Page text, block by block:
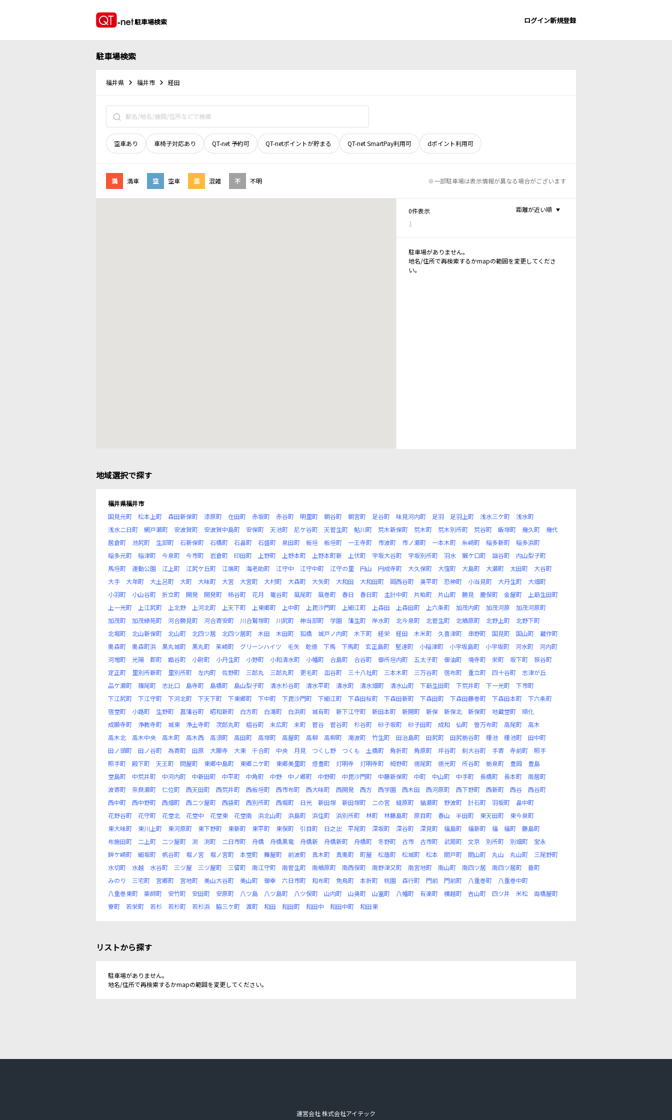
駐車場検索 ログイン新規登録
駐車場検索
福井県 福井市 経田
空車あり 車椅子対応あり QT-net 予約可 QT-netポイントが貯まる QT-net SmartPay利用可 dポイント利用可
満 満車 空 空車 混 混雑 不 不明 ※一部駐車場は表示情報が異なる場合がございます
0件表示
1
距離が近い順
駐車場がありません。
地名/住所で再検索するかmapの範囲を変更してくださ
い。
地域選択で探す
福井県福井市
国見元町
松本上町 森田新保町 漆原町 在田町 赤坂町 赤谷町 明里町 朝谷町 朝宮町 足谷町 味見河内町 足羽 足羽上町 浅水三ケ町
浅水町
浅水二日町
網戸瀬町 安波賀町 安波賀中島町 安保町 天池町 尼ケ谷町 天菅生町 鮎川町 荒木新保町 荒木町 荒木別所町 荒谷町 飯塚町 幾久町
幾代
居倉町
池尻町 生部町 石新保町 石橋町 石畠町 石盛町 泉田町 板垣 板垣町 一王寺町 市波町 市ノ瀬町 一本木町 糸崎町 稲多新町
稲多浜町
稲多元町
稲津町 今泉町 今市町 岩倉町 印田町 上野町 上野本町 上野本町新 上伏町 宇坂大谷町 宇坂別所町 羽水 獺ケ口町 謡谷町
内山梨子町
馬垣町
運動公園 江上町 江尻ケ丘町 江端町 海老助町 江守中 江守中町 江守の里 円山 円成寺町 大久保町 大窪町 大島町 大瀬町 太田町
大谷町
大手
大年町 大土呂町 大町 大味町 大宮 大宮町 大村町 大森町 大矢町 大和田 大和田町 岡西谷町 奥平町 恐神町 小当見町 大丹生町
大畑町
小羽町
小山谷町 折立町 開発 開発町 柿谷町 花月 篭谷町 風尾町 風巻町 春日 春日町 主計中町 片粕町 片山町 勝見 鹿俣町 金屋町
上莇生田町
上一光町
上江尻町 上北野 上河北町 上天下町 上東郷町 上中町 上毘沙門町 上細江町 上森田 上森田町 上六条町 加茂内町 加茂河原
加茂河原町
加茂町
加茂緑苑町 河合勝見町 河合寄安町 川合鷲塚町 川尻町 神当部町 学園 蒲生町 岸水町 北今泉町 北菅生町 北楢原町 北野上町
北野下町
北堀町
北山新保町 北山町 北四ツ居 北四ツ居町 木田 木田町 狐橋 城戸ノ内町 木下町 経栄 経田 木米町 久喜津町 串野町 国見町 国山町
蔵作町
栗森町
栗森町浜 黒丸城町 黒丸町 茱崎町 グリーンハイツ 毛矢 乾徳 下馬 下馬町 玄正島町 堅達町 小稲津町 小宇坂島町 小宇坂町 河水町
河内町
河増町
光陽 郡町 甑谷町 小尉町 小丹生町 小野町 小和清水町 小幡町 合島町 合谷町 御所垣内町 五太子町 御油町 境寺町 栄町 坂下町
笹谷町
定正町
里別所新町 里別所町 左内町 佐野町 三郎丸 三郎丸町 更毛町 皿谷町 三十八社町 三本木町 三万谷町 宿布町 重立町 四十谷町
志津が丘
品ケ瀬町
篠尾町 志比口 島寺町 島橋町 島山梨子町 清水杉谷町 清水平町 清水町 清水畑町 清水山町 下莇生田町 下荒井町 下一光町
下市町
下江尻町
下江守町 下河北町 下天下町 下東郷町 下中町 下毘沙門町 下細江町 下森田桜町 下森田新町 下森田町 下森田藤巻町 下森田本町
下六条町
宿堂町
小路町 生野町 菖蒲谷町 昭和新町 白方町 白滝町 白浜町 城有町 新下江守町 新田本町 新開町 新保 新保北 新保町 地蔵堂町
順化
成願寺町
浄教寺町 城東 浄土寺町 次郎丸町 椙谷町 末広町 末町 菅谷 菅谷町 杉谷町 砂子坂町 砂子田町 成和 仙町 曽万布町 高尾町
高木
高木北
高木中央 高木町 高木西 高須町 高田町 高塚町 高屋町 高柳 高柳町 滝波町 竹生町 田治島町 田尻町 田尻栃谷町 種池 種池町
田中町
田ノ頭町
田ノ谷町 為寄町 田原 大願寺 大東 千合町 中央 月見 つくし野 つくも 土橋町 角折町 角原町 坪谷町 剣大谷町 手寄 寺前町
照手
照手町
殿下町 天王町 問屋町 東郷中島町 東郷二ケ町 東郷美里町 燈豊町 灯明寺 灯明寺町 栂野町 徳尾町 徳光町 所谷町 栃泉町 豊岡
豊島
堂島町
中荒井町 中河内町 中新田町 中平町 中角町 中野 中ノ郷町 中野町 中毘沙門町 中藤新保町 中町 中山町 中手町 長橋町 長本町
南居町
波寄町
奈良瀬町 仁位町 西天田町 西荒井町 西板垣町 西市布町 西大味町 西開発 西方 西学園 西木田 西河原町 西下野町 西新町 西谷
西谷町
西中町
西中野町 西畑町 西二ツ屋町 西袋町 西別所町 西堀町 日光 新田塚 新田塚町 二の宮 縫原町 猫瀬町 野波町 計石町 羽坂町
畠中町
花野谷町
花守町 花堂北 花堂中 花堂東 花堂南 浜北山町 浜島町 浜住町 浜別所町 林町 林藤島町 原目町 春山 半田町 東天田町
東今泉町
東大味町
東川上町 東河原町 東下野町 東新町 東平町 東俣町 引目町 日之出 平尾町 深坂町 深谷町 深見町 福島町 福新町 福 福町
藤島町
布施田町
二上町 二ツ屋町 渕 渕町 二日市町 舟橋 舟橋黒竜 舟橋新 舟橋新町 舟橋町 冬野町 古市 古市町 武周町 文京 別所町 別畑町
宝永
鉾ケ崎町
細坂町 帆谷町 堀ノ宮 堀ノ宮町 本堂町 舞屋町 前波町 真木町 真栗町 町屋 松蔭町 松城町 松本 間戸町 間山町 丸山 丸山町
三尾野町
水切町
水越 水谷町 三ツ屋 三ツ屋町 三留町 南江守町 南菅生町 南楢原町 南西俣町 南野津又町 南宮地町 南山町 南四ツ居 南四ツ居町
蓑町
みのり
三宅町 宮郷町 宮地町 美山大谷町 美山町 御幸 六日市町 和布町 免鳥町 本折町 桃園 森行町 門前 門前町 八重巻町
八重巻中町
八重巻東町
薬師町 安竹町 安田町 安原町 八ツ島 八ツ島町 八ツ俣町 山内町 山奥町 山室町 八幡町 有楽町 横越町 吉山町 四ツ井 米松
両橋屋町
寮町
若栄町 若杉 若杉町 若杉浜 脇三ケ町 渡町 和田 和田町 和田中 和田中町 和田東
リストから探す
駐車場がありません。
地名/住所で再検索するかmapの範囲を変更してください。
運営会社 株式会社アイテック